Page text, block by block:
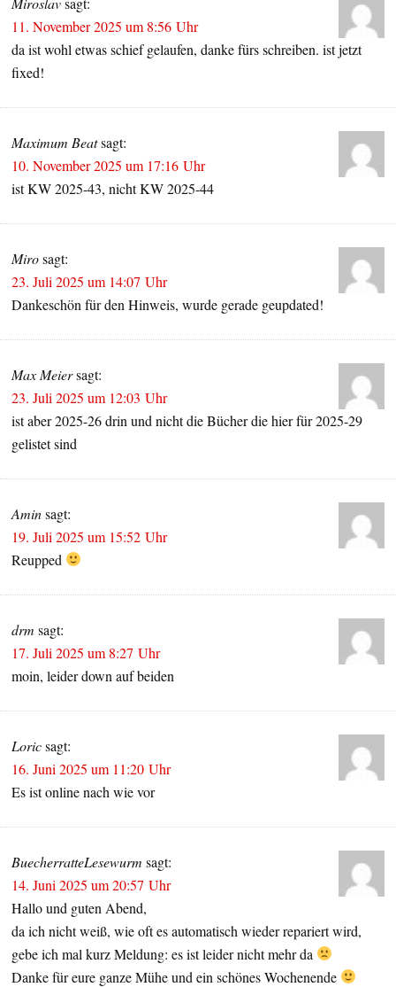
11. November 2025 um 8:56 Uhr
da ist wohl etwas schief gelaufen, danke fürs schreiben. ist jetzt
fixed!
Maximum Beatsagt:
10. November 2025 um 17:16 Uhr
ist KW 2025-43, nicht KW 2025-44
Mirosagt:
23. Juli 2025 um 14:07 Uhr
Dankeschön für den Hinweis, wurde gerade geupdated!
Max Meiersagt:
23. Juli 2025 um 12:03 Uhr
ist aber 2025-26 drin und nicht die Bücher die hier für 2025-29
gelistet sind
Aminsagt:
19. Juli 2025 um 15:52 Uhr
Reupped
drm sagt:
17. Juli 2025 um 8:27 Uhr
moin, leider down auf beiden
Loricsagt:
16. Juni 2025 um 11:20 Uhr
Es ist online nach wie vor
BuecherratteLesewurm sagt:
14. Juni 2025 um 20:57 Uhr
Hallo und guten Abend,
da ich nicht weiß, wie oft es automatisch wieder repariert wird,
gebe ich mal kurz Meldung: es ist leider nicht mehr da
Danke für eure ganze Mühe und ein schönes Wochenende